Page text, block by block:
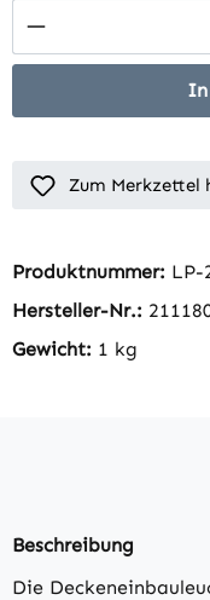
Produkt
In
Zum Merkzettel
Produktnummer: LP-
Hersteller-Nr.:
Gewicht: 1 kg
Beschreibung
Die